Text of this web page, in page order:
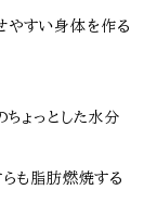
やすい身体を作る
ちょっとした水分
も 脂肪燃焼する